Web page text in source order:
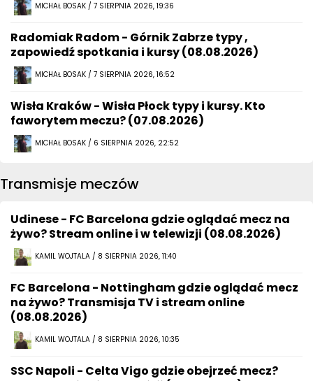
MICHAŁ BOSAK / 7 SIERPNIA 2026, 19:36
Radomiak Radom - Górnik Zabrze typy ,
zapowiedź spotkania i kursy (08.08.2026)
MICHAŁ BOSAK / 7 SIERPNIA 2026, 16:52
Wisła Kraków - Wisła Płock typy i kursy. Kto
faworytem meczu? (07.08.2026)
MICHAŁ BOSAK / 6 SIERPNIA 2026, 22:52
Transmisje meczów
Udinese - FC Barcelona gdzie oglądać mecz na
żywo? Stream online i w telewizji (08.08.2026)
KAMIL WOJTALA / 8 SIERPNIA 2026, 11:40
FC Barcelona - Nottingham gdzie oglądać mecz
na żywo? Transmisja TV i stream online
(08.08.2026)
KAMIL WOJTALA / 8 SIERPNIA 2026, 10:35
SSC Napoli - Celta Vigo gdzie obejrzeć mecz?